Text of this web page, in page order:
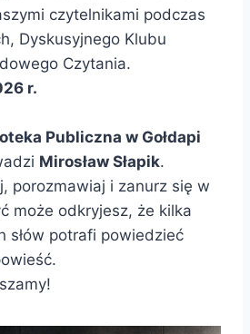
czytelnikami podczas
Dyskusyjnego Klubu
Czytania.
r.
Publiczna w Gołdapi
Mirosław Słapik.
porozmawiaj i zanurz się w
może odkryjesz, że kilka
słów potrafi powiedzieć